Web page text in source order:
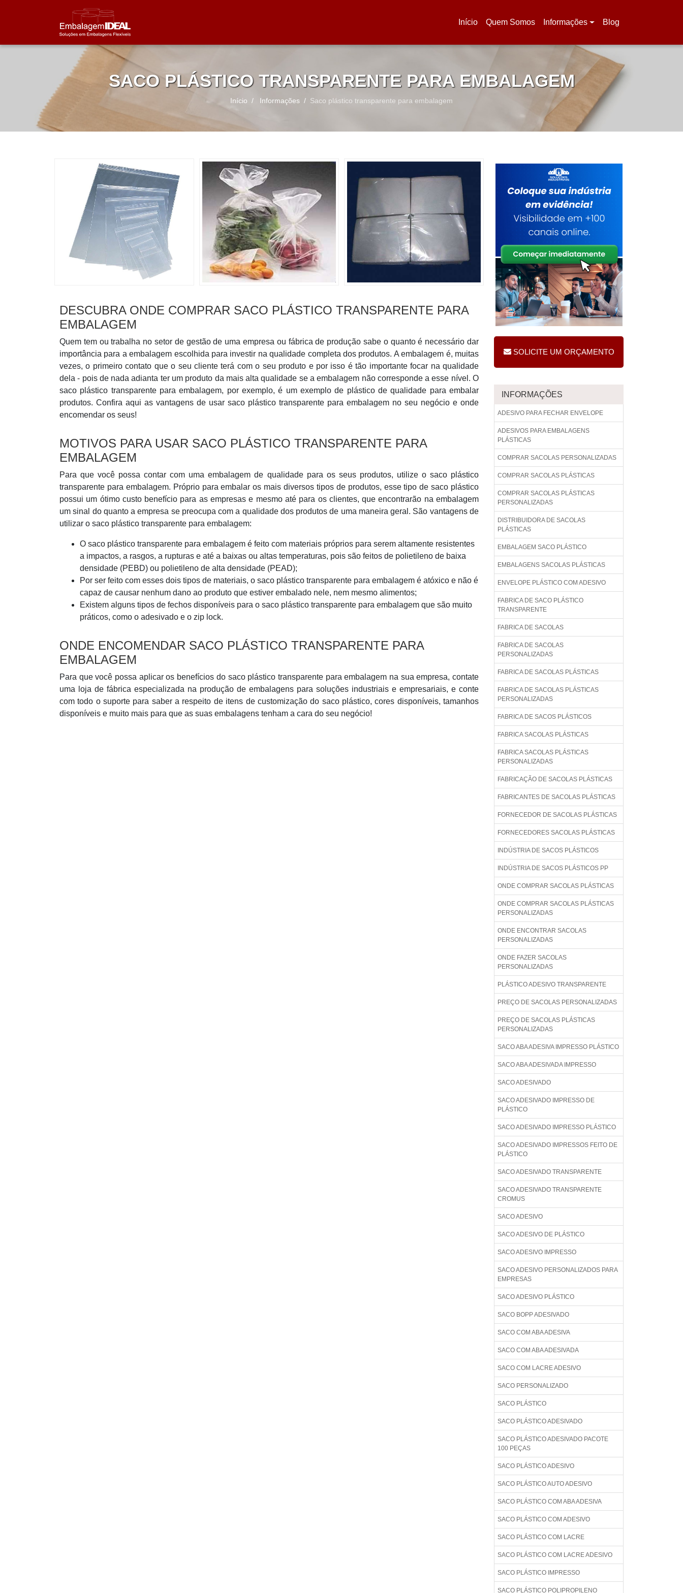
Início
(current)
Quem Somos Informações Blog
SACO PLÁSTICO TRANSPARENTE PARA EMBALAGEM
Início Informações Saco plástico transparente para embalagem
DESCUBRA ONDE COMPRAR SACO PLÁSTICO TRANSPARENTE PARA
EMBALAGEM
Quem tem ou trabalha no setor de gestão de uma empresa ou fábrica de produção sabe o quanto é necessário dar
importância para a embalagem escolhida para investir na qualidade completa dos produtos. A embalagem é, muitas
vezes, o primeiro contato que o seu cliente terá com o seu produto e por isso é tão importante focar na qualidade
dela - pois de nada adianta ter um produto da mais alta qualidade se a embalagem não corresponde a esse nível. O
saco plástico transparente para embalagem, por exemplo, é um exemplo de plástico de qualidade para embalar
produtos. Confira aqui as vantagens de usar saco plástico transparente para embalagem no seu negócio e onde
encomendar os seus!
MOTIVOS PARA USAR SACO PLÁSTICO TRANSPARENTE PARA
EMBALAGEM
Para que você possa contar com uma embalagem de qualidade para os seus produtos, utilize o saco plástico
transparente para embalagem. Próprio para embalar os mais diversos tipos de produtos, esse tipo de saco plástico
possui um ótimo custo benefício para as empresas e mesmo até para os clientes, que encontrarão na embalagem
um sinal do quanto a empresa se preocupa com a qualidade dos produtos de uma maneira geral. São vantagens de
utilizar o saco plástico transparente para embalagem:
O saco plástico transparente para embalagem é feito com materiais próprios para serem altamente resistentes
a impactos, a rasgos, a rupturas e até a baixas ou altas temperaturas, pois são feitos de polietileno de baixa
densidade (PEBD) ou polietileno de alta densidade (PEAD);
Por ser feito com esses dois tipos de materiais, o saco plástico transparente para embalagem é atóxico e não é
capaz de causar nenhum dano ao produto que estiver embalado nele, nem mesmo alimentos;
Existem alguns tipos de fechos disponíveis para o saco plástico transparente para embalagem que são muito
práticos, como o adesivado e o zip lock.
ONDE ENCOMENDAR SACO PLÁSTICO TRANSPARENTE PARA
EMBALAGEM
Para que você possa aplicar os benefícios do saco plástico transparente para embalagem na sua empresa, contate
uma loja de fábrica especializada na produção de embalagens para soluções industriais e empresariais, e conte
com todo o suporte para saber a respeito de itens de customização do saco plástico, cores disponíveis, tamanhos
disponíveis e muito mais para que as suas embalagens tenham a cara do seu negócio!
SOLICITE UM ORÇAMENTO
INFORMAÇÕES
ADESIVO PARA FECHAR ENVELOPE
ADESIVOS PARA EMBALAGENS
PLÁSTICAS
COMPRAR SACOLAS PERSONALIZADAS
COMPRAR SACOLAS PLÁSTICAS
COMPRAR SACOLAS PLÁSTICAS
PERSONALIZADAS
DISTRIBUIDORA DE SACOLAS
PLÁSTICAS
EMBALAGEM SACO PLÁSTICO
EMBALAGENS SACOLAS PLÁSTICAS
ENVELOPE PLÁSTICO COM ADESIVO
FABRICA DE SACO PLÁSTICO
TRANSPARENTE
FABRICA DE SACOLAS
FABRICA DE SACOLAS
PERSONALIZADAS
FABRICA DE SACOLAS PLÁSTICAS
FABRICA DE SACOLAS PLÁSTICAS
PERSONALIZADAS
FABRICA DE SACOS PLÁSTICOS
FABRICA SACOLAS PLÁSTICAS
FABRICA SACOLAS PLÁSTICAS
PERSONALIZADAS
FABRICAÇÃO DE SACOLAS PLÁSTICAS
FABRICANTES DE SACOLAS PLÁSTICAS
FORNECEDOR DE SACOLAS PLÁSTICAS
FORNECEDORES SACOLAS PLÁSTICAS
INDÚSTRIA DE SACOS PLÁSTICOS
INDÚSTRIA DE SACOS PLÁSTICOS PP
ONDE COMPRAR SACOLAS PLÁSTICAS
ONDE COMPRAR SACOLAS PLÁSTICAS
PERSONALIZADAS
ONDE ENCONTRAR SACOLAS
PERSONALIZADAS
ONDE FAZER SACOLAS
PERSONALIZADAS
PLÁSTICO ADESIVO TRANSPARENTE
PREÇO DE SACOLAS PERSONALIZADAS
PREÇO DE SACOLAS PLÁSTICAS
PERSONALIZADAS
SACO ABA ADESIVA IMPRESSO PLÁSTICO
SACO ABA ADESIVADA IMPRESSO
SACO ADESIVADO
SACO ADESIVADO IMPRESSO DE
PLÁSTICO
SACO ADESIVADO IMPRESSO PLÁSTICO
SACO ADESIVADO IMPRESSOS FEITO DE
PLÁSTICO
SACO ADESIVADO TRANSPARENTE
SACO ADESIVADO TRANSPARENTE
CROMUS
SACO ADESIVO
SACO ADESIVO DE PLÁSTICO
SACO ADESIVO IMPRESSO
SACO ADESIVO PERSONALIZADOS PARA
EMPRESAS
SACO ADESIVO PLÁSTICO
SACO BOPP ADESIVADO
SACO COM ABA ADESIVA
SACO COM ABA ADESIVADA
SACO COM LACRE ADESIVO
SACO PERSONALIZADO
SACO PLÁSTICO
SACO PLÁSTICO ADESIVADO
SACO PLÁSTICO ADESIVADO PACOTE
100 PEÇAS
SACO PLÁSTICO ADESIVO
SACO PLÁSTICO AUTO ADESIVO
SACO PLÁSTICO COM ABA ADESIVA
SACO PLÁSTICO COM ADESIVO
SACO PLÁSTICO COM LACRE
SACO PLÁSTICO COM LACRE ADESIVO
SACO PLÁSTICO IMPRESSO
SACO PLÁSTICO POLIPROPILENO